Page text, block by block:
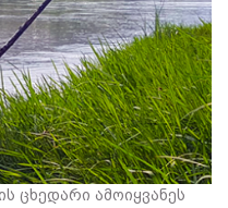
ცხედარი ამოიყვანეს